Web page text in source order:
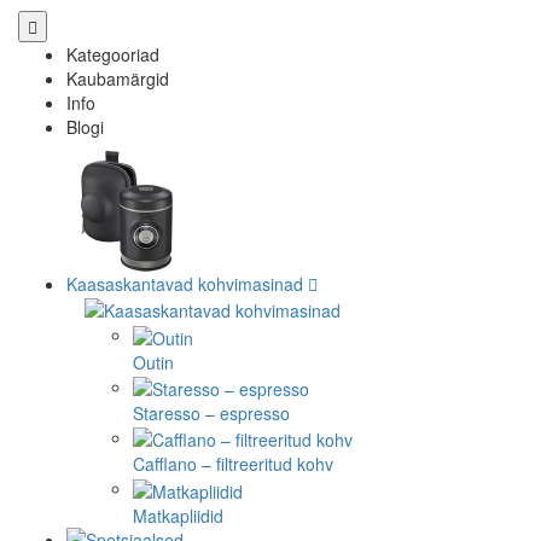
Kategooriad
Kaubamärgid
Info
Blogi
Kaasaskantavad kohvimasinad
Outin
Staresso – espresso
Cafflano – filtreeritud kohv
Matkapliidid